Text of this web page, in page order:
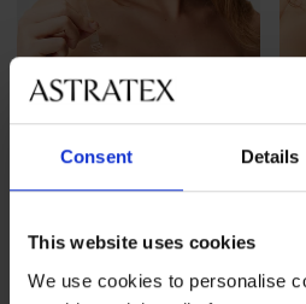
Consent Details
This website uses cookies
We use cookies to personalise
Τιράντες σιλικόνης αόρατες